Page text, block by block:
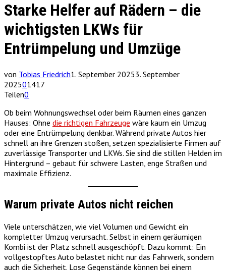
Starke Helfer auf Rädern – die
wichtigsten LKWs für
Entrümpelung und Umzüge
von Tobias Friedrich1. September 20253. September
202501417
Teilen0
Ob beim Wohnungswechsel oder beim Räumen eines ganzen
Hauses: Ohne die richtigen Fahrzeuge wäre kaum ein Umzug
oder eine Entrümpelung denkbar. Während private Autos hier
schnell an ihre Grenzen stoßen, setzen spezialisierte Firmen auf
zuverlässige Transporter und LKWs. Sie sind die stillen Helden im
Hintergrund – gebaut für schwere Lasten, enge Straßen und
maximale Effizienz.
Warum private Autos nicht reichen
Viele unterschätzen, wie viel Volumen und Gewicht ein
kompletter Umzug verursacht. Selbst in einem geräumigen
Kombi ist der Platz schnell ausgeschöpft. Dazu kommt: Ein
vollgestopftes Auto belastet nicht nur das Fahrwerk, sondern
auch die Sicherheit. Lose Gegenstände können bei einem